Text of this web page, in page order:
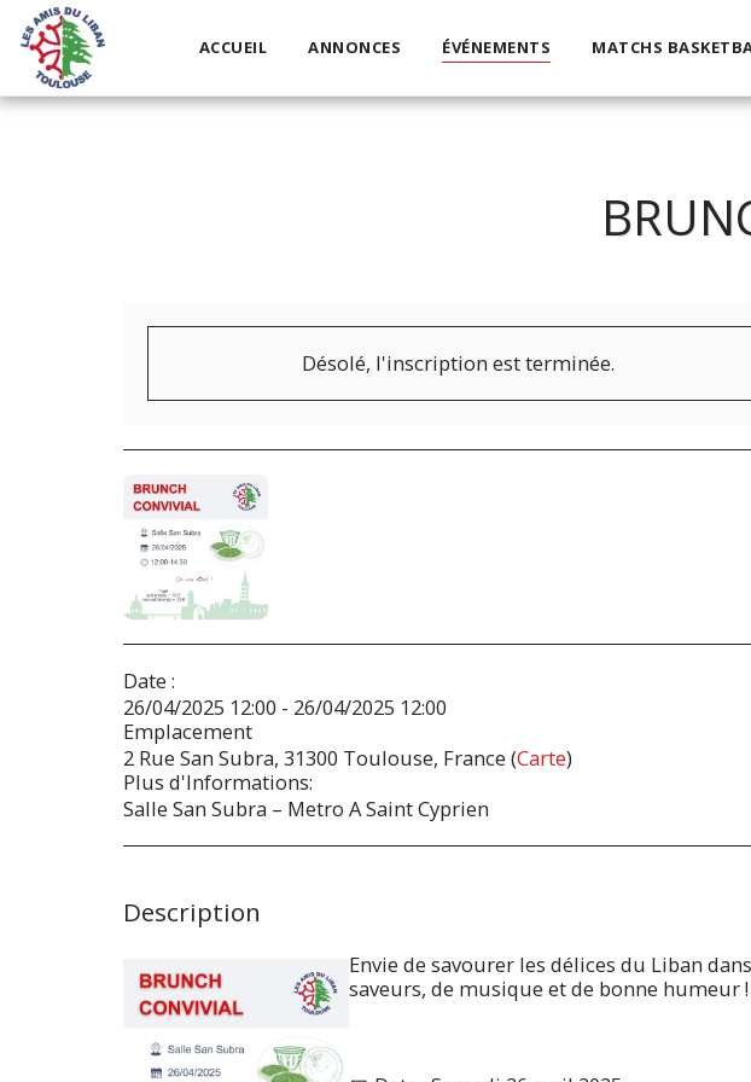
ACCUEIL ANNONCES ÉVÉNEMENTS MATCHS
Désolé, l'inscription est terminée.
Date :
26/04/2025 12:00 - 26/04/2025 12:00
Emplacement
2 Rue San Subra, 31300 Toulouse, France (Carte)
Plus d'Informations:
Salle San Subra – Metro A Saint Cyprien
Description
Envie de savourer les délices du Liban
saveurs, de musique et de bonne humeur